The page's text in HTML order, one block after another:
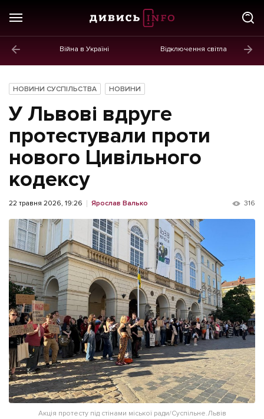
Війна в Україні Відключення світла
Новини
Політика
Економіка
Бізнес
Життя
Культура
Афіша
ІНШЕ
Інтерв'ю
Картки
Репортаж
Розслідування
Погляди
Ініціативи
Лонгріди
Прес-релізи
Фото/Відео
Made in Lviv
НОВИНИ СУСПІЛЬСТВА НОВИНИ
У Львові вдруге
протестували проти
нового Цивільного
кодексу
22 травня 2026, 19:26 Ярослав Валько 316
Акція протесту під стінами міської ради/Суспільне.Львів